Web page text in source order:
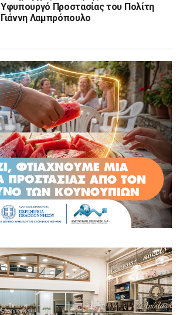
Υφυπουργό Προστασίας του Πολίτη
Γιάννη Λαμπρόπουλο